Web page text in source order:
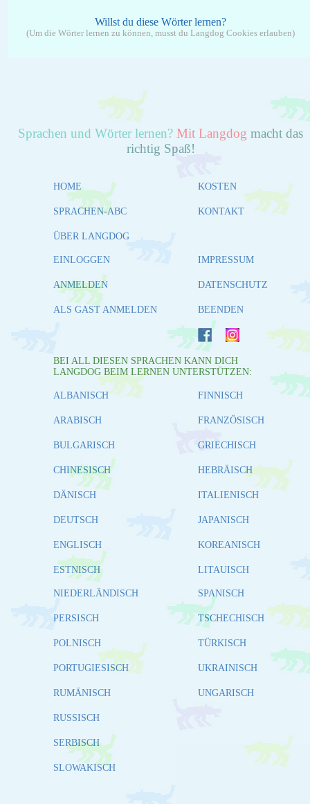
Willst du diese Wörter lernen?
(Um die Wörter lernen zu können, musst du Langdog Cookies erlauben)
Sprachen und Wörter lernen? Mit Langdog macht das
richtig Spaß!
HOME
SPRACHEN-ABC
ÜBER LANGDOG
KOSTEN
KONTAKT
EINLOGGEN
ANMELDEN
ALS GAST ANMELDEN
IMPRESSUM
DATENSCHUTZ
BEENDEN
BEI ALL DIESEN SPRACHEN KANN DICH
LANGDOG BEIM LERNEN UNTERSTÜTZEN:
ALBANISCH
ARABISCH
BULGARISCH
CHINESISCH
DÄNISCH
DEUTSCH
ENGLISCH
ESTNISCH
FINNISCH
FRANZÖSISCH
GRIECHISCH
HEBRÄISCH
ITALIENISCH
JAPANISCH
KOREANISCH
LITAUISCH
NIEDERLÄNDISCH
PERSISCH
POLNISCH
PORTUGIESISCH
RUMÄNISCH
RUSSISCH
SERBISCH
SLOWAKISCH
SPANISCH
TSCHECHISCH
TÜRKISCH
UKRAINISCH
UNGARISCH